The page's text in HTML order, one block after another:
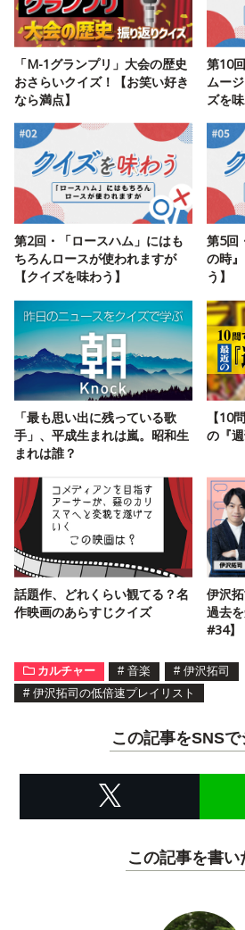
「M-1グランプリ」大会の歴史
おさらいクイズ！【お笑い好き
なら満点】
第10
ムー
ズを味
第2回・「ロースハム」にはも
ちろんロースが使われますが
【クイズを味わう】
第5回
の時
う】
「最も思い出に残っている歌
手」、平成生まれは嵐。昭和生
まれは誰？
【10
の『
話題作、どれくらい観てる？名
作映画のあらすじクイズ
伊沢
過去
#34】
カルチャー # 音楽 # 伊沢拓司
# 伊沢拓司の低倍速プレイリスト
この記事をSNSで
この記事を書い